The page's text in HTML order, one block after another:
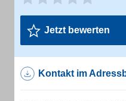
Jetzt bewerten
Kontakt im